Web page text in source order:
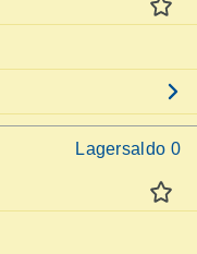
Lagersaldo 0